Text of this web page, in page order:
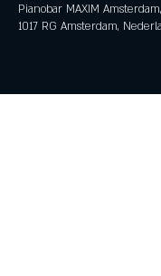
Pianobar MAXIM
1017 RG Amsterdam,